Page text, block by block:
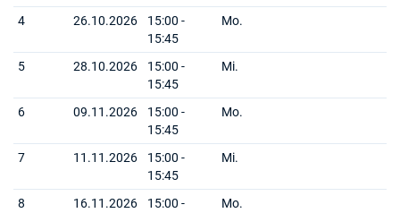
4 26.10.2026
15:00 -
15:45
Mo.
5 28.10.2026
15:00 -
15:45
Mi.
6 09.11.2026
15:00 -
15:45
Mo.
7 11.11.2026
15:00 -
15:45
Mi.
8 16.11.2026
15:00 -
Mo.